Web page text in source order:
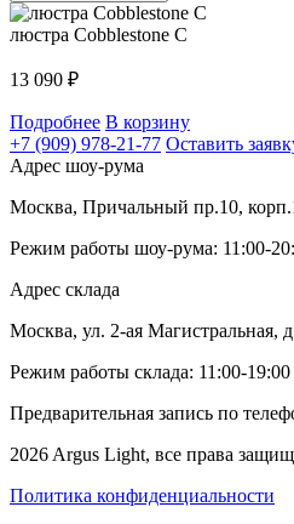
люстра Cobblestone C
13 090 ₽
Подробнее В корзину
+7 (909) 978-21-77 Оставить
Адрес шоу-рума
Москва, Причальный пр.10,
Режим работы шоу-рума: 11:00-
Адрес склада
Москва, ул. 2-ая Магистральная,
Режим работы склада: 11:00-19:00
Предварительная запись по
2026 Argus Light, все права
Политика конфиденциальности